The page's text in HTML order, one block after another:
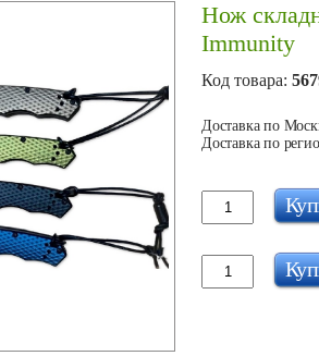
Нож
Immunity
Код товара:
Доставка по
Доставка по